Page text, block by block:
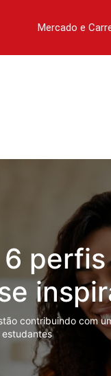
Mercado e
perfis
contribuindo com